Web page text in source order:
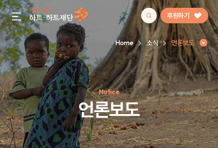
gnb menu open 후원하기
인기 키워드
#정기후원#하트플레이스#캠페인#팬덤후원
Home 소식 언론보도
Notice
언론보도